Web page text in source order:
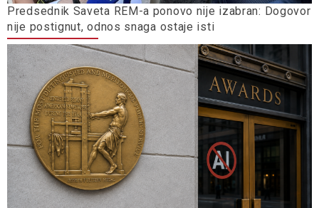
Predsednik Saveta REM-a ponovo nije izabran: Dogovor
nije postignut, odnos snaga ostaje isti